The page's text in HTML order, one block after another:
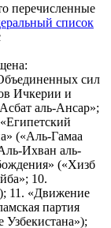
перечисленные
список
сил
Ичкерии и
аль-Ансар»;
(«Аль-Гамаа
Ихван аль-
(«Хизб
10.
11. «Движение
партия